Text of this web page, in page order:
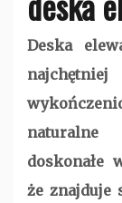
Deska
naturalne
doskonałe
że znajduje